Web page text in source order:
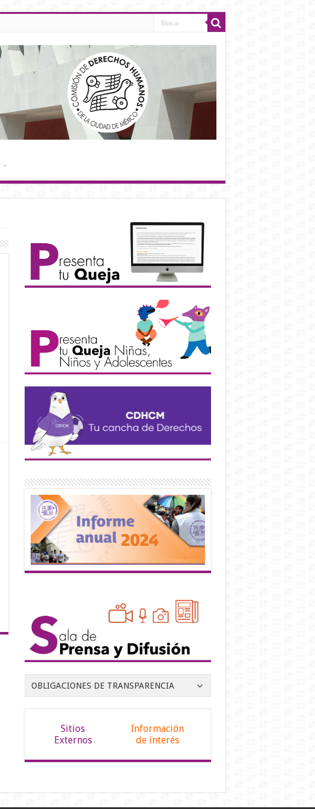
OBLIGACIONES DE TRANSPARENCIA
Sitios
Externos
Información
de interés